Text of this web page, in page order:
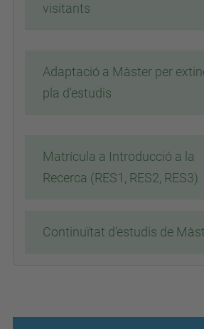
visitants
Adaptació a Màster per
pla d'estudis
Matrícula a Introducció a la
Recerca (RES1, RES2, RES3)
Continuïtat d'estudis de